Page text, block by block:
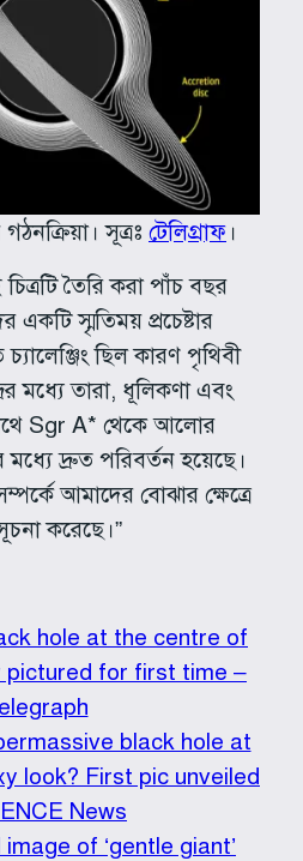
সূত্রঃ টেলিগ্রাফ ।
তৈরি করা পাঁচ বছর
একটি স্মৃতিময় প্রচেষ্টার
ছিল কারণ পৃথিবী
মধ্যে তারা, ধূলিকণা এবং
Sgr A* থেকে আলোর
মধ্যে দ্রুত পরিবর্তন হয়েছে।
আমাদের বোঝার ক্ষেত্রে
করেছে।”
hole at the centre of
pictured for first time –
black hole at
look? First pic unveiled
News
of ‘gentle giant’